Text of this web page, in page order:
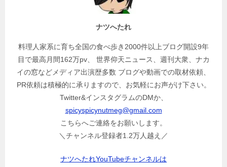
ナツへたれ
料理人家系に育ち全国の食べ歩き2000件以上ブログ開設9年
目で最高月間162万pv、 世界仰天ニュース、週刊大衆、ナカ
イの窓などメディア出演歴多数 ブログや動画での取材依頼、
PR依頼は積極的に承りますので、お気軽にお声がけ下さい。
Twitter&インスタグラムのDMか、
spicyspicynutmeg@gmail.com
こちらへご連絡をお願いします。
＼チャンネル登録者1.2万人越え／
ナツへたれYouTubeチャンネルは